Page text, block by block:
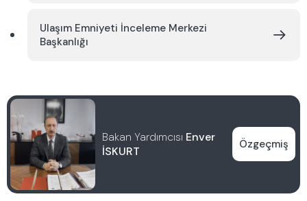
Ulaşım Emniyeti İnceleme Merkezi
Başkanlığı
Bakan Yardımcısı Enver
İSKURT
Özgeçmiş